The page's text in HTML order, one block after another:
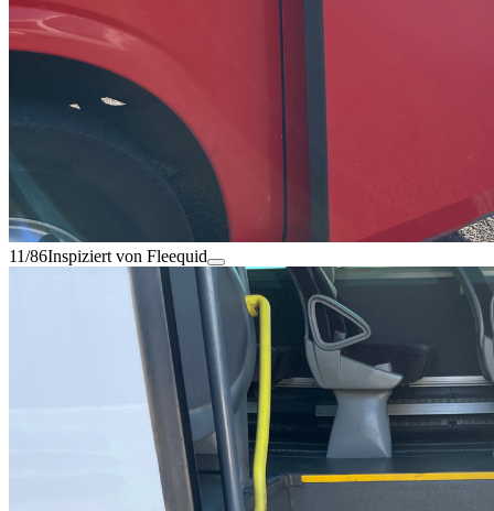
11/86Inspiziert von Fleequid